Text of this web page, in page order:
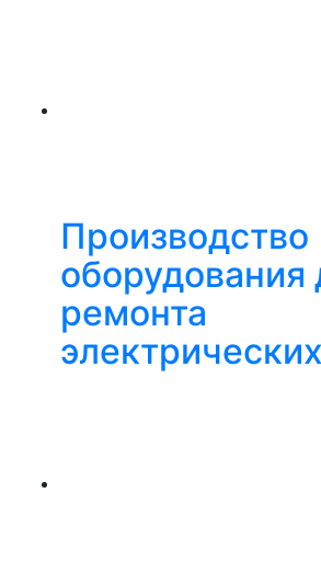
Производство
оборудования
ремонта